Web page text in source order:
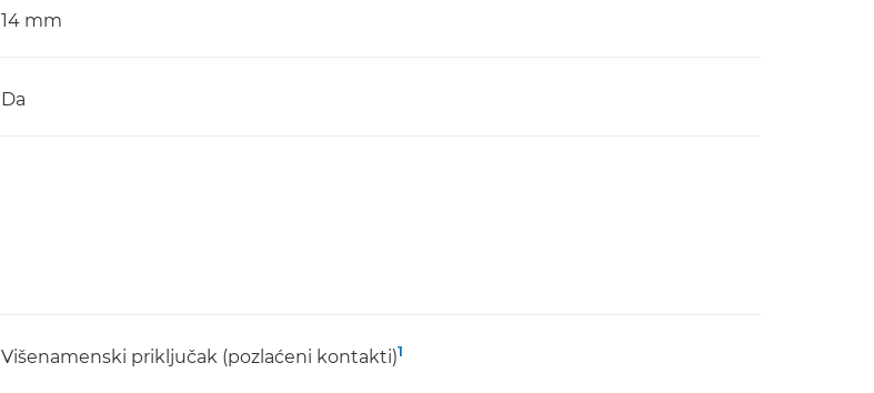
14 mm
Da
Višenamenski priključak (pozlaćeni kontakti)1